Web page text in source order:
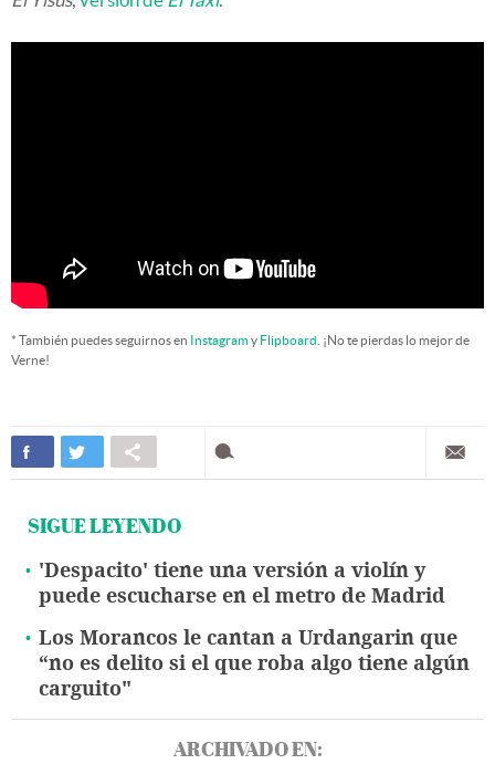
* También puedes seguirnos en Instagramy Flipboard . ¡No te pierdas lo mejor de
Verne!
SIGUE LEYENDO
'Despacito' tiene una versión a violín y
puede escucharse en el metro de Madrid
Los Morancos le cantan a Urdangarin que
“no es delito si el que roba algo tiene algún
carguito"
ARCHIVADO EN: